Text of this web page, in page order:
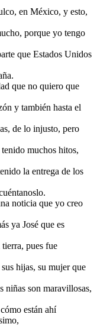
en México, y esto,
porque yo tengo
que Estados Unidos
que no quiero que
y también hasta el
de lo injusto, pero
muchos hitos,
la entrega de los
noticia que yo creo
ya José que es
pues fue
hijas, su mujer que
niñas son maravillosas,
están ahí